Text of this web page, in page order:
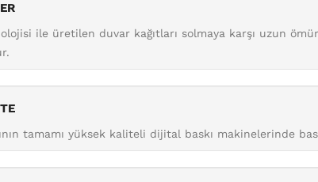
ile üretilen duvar kağıtları solmaya karşı uzun
tamamı yüksek kaliteli dijital baskı makinelerinde